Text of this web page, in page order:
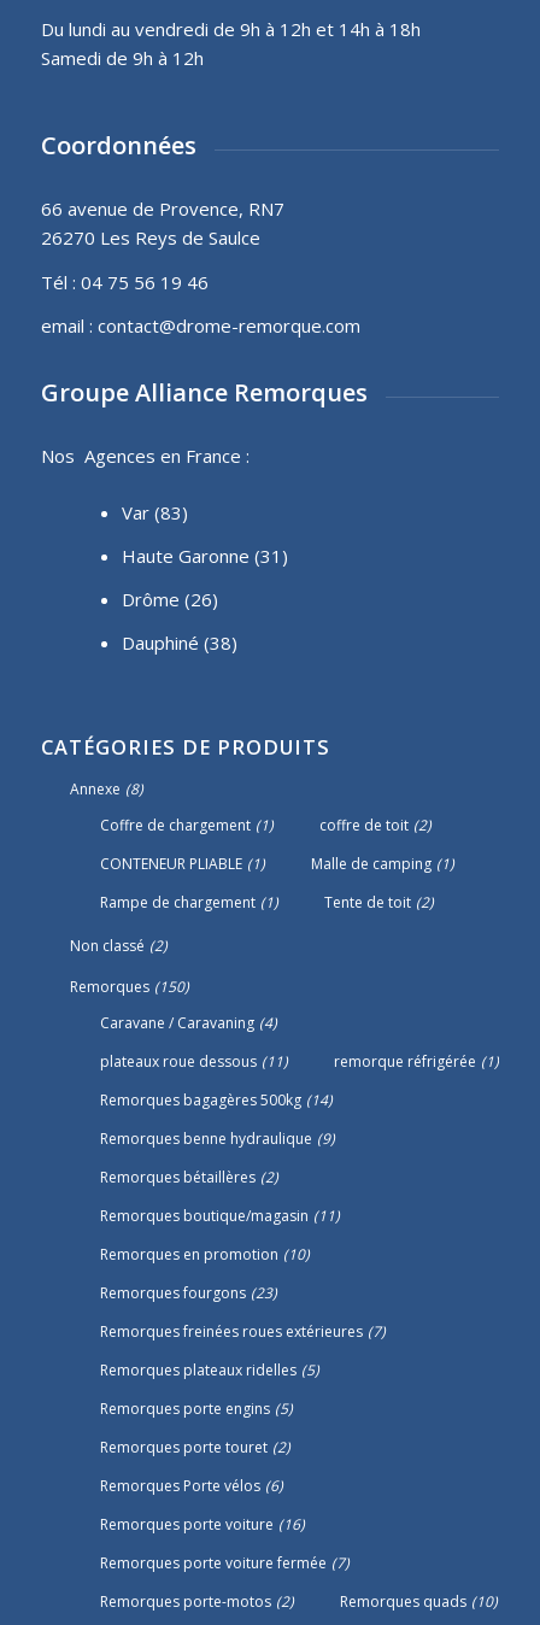
Du lundi au vendredi de 9h à 12h et 14h à 18h
Samedi de 9h à 12h
Coordonnées
66 avenue de Provence, RN7
26270 Les Reys de Saulce
Tél : 04 75 56 19 46
email : contact@drome-remorque.com
Groupe Alliance Remorques
Nos Agences en France :
Var (83)
Haute Garonne (31)
Drôme (26)
Dauphiné (38)
CATÉGORIES DE PRODUITS
Annexe (8)
Coffre de chargement (1) coffre de toit (2)
CONTENEUR PLIABLE (1) Malle de camping (1)
Rampe de chargement (1) Tente de toit (2)
Non classé (2)
Remorques (150)
Caravane / Caravaning (4)
plateaux roue dessous (11) remorque réfrigérée (1)
Remorques bagagères 500kg (14)
Remorques benne hydraulique (9)
Remorques bétaillères (2)
Remorques boutique/magasin (11)
Remorques en promotion (10)
Remorques fourgons (23)
Remorques freinées roues extérieures (7)
Remorques plateaux ridelles (5)
Remorques porte engins (5)
Remorques porte touret (2)
Remorques Porte vélos (6)
Remorques porte voiture (16)
Remorques porte voiture fermée (7)
Remorques porte-motos (2) Remorques quads (10)